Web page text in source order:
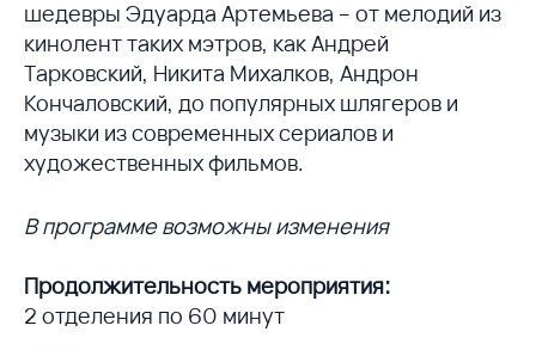
шедевры Эдуарда Артемьева – от мелодий из
кинолент таких мэтров, как Андрей
Тарковский, Никита Михалков, Андрон
Кончаловский, до популярных шлягеров и
музыки из современных сериалов и
художественных фильмов.
В программе возможны изменения
Продолжительность мероприятия:
2 отделения по 60 минут